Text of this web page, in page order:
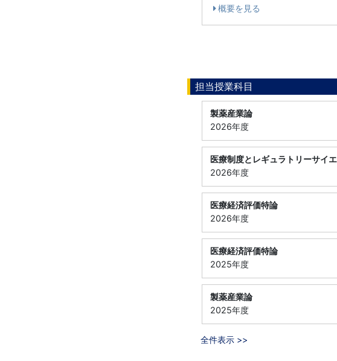
概要を見る
担当授業科目
製薬産業論
2026年度
医療制度とレギュラトリーサイ
2026年度
医療経済評価特論
2026年度
医療経済評価特論
2025年度
製薬産業論
2025年度
全件表示 >>